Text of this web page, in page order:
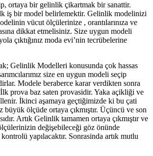
ortaya bir gelinlik çikartmak bir sanattir.
iş bir model belirlemektir. Gelinlik modelinizi
vücut ölçülerinize , orantılarınıza ve
dikkat etmelisiniz. Size uygun modeli
çıktığınız moda evi’nin tecrübelerine
Gelinlik Modelleri konusunda çok hassas
size en uygun modeli seçip
Modele beraberce karar verdikten sonra
prova baz saten provasidir. Yaka açikliği ve
İkinci aşamaya geçtiğimizde ki bu çati
ölçüde ortaya çıkmıştır. Üçüncü ve son
Artık Gelinlik tamamen ortaya çıkmıştır ve
değişebileceği göz önünde
yapılacaktır. Sonrasinda artık mutlu